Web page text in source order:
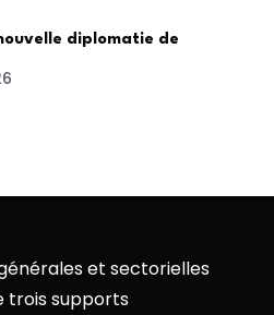
diplomatie de
et sectorielles
trois supports